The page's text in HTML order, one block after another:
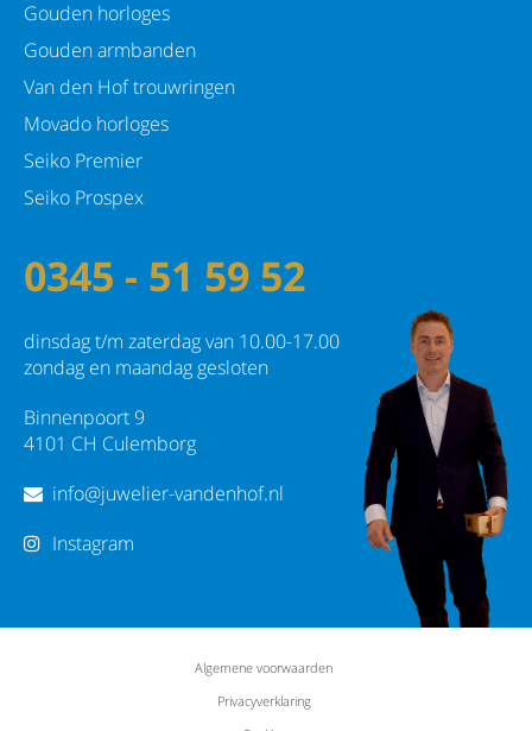
Gouden horloges
Gouden armbanden
Van den Hof trouwringen
Movado horloges
Seiko Premier
Seiko Prospex
0345 - 51 59 52
dinsdag t/m zaterdag van 10.00-17.00
zondag en maandag gesloten
Binnenpoort 9
4101 CH Culemborg
info@juwelier-vandenhof.nl
Instagram
Algemene voorwaarden
Privacyverklaring